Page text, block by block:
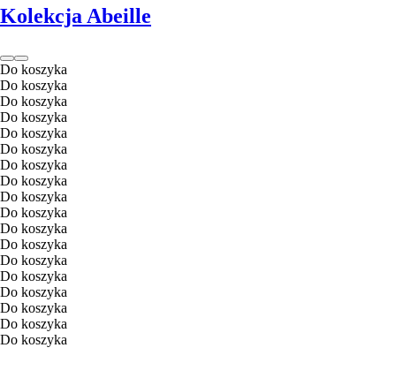
Kolekcja Abeille
Do koszyka
Do koszyka
Do koszyka
Do koszyka
Do koszyka
Do koszyka
Do koszyka
Do koszyka
Do koszyka
Do koszyka
Do koszyka
Do koszyka
Do koszyka
Do koszyka
Do koszyka
Do koszyka
Do koszyka
Do koszyka